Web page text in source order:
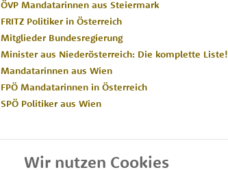
ÖVP Mandatarinnen aus Steiermark
FRITZ Politiker in Österreich
Mitglieder Bundesregierung
Minister aus Niederösterreich: Die komplette Liste!
Mandatarinnen aus Wien
FPÖ Mandatarinnen in Österreich
SPÖ Politiker aus Wien
Wir nutzen Cookies